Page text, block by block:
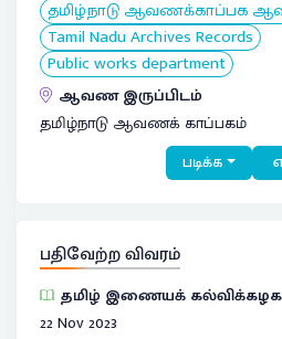
தமிழ்நாடு ஆவணக்காப்பக
Tamil Nadu Archives Records
Public works department
ஆவண இருப்பிடம்
தமிழ்நாடு ஆவணக் காப்பகம்
படிக்க
பதிவேற்ற விவரம்
தமிழ் இணையக்
22 Nov 2023